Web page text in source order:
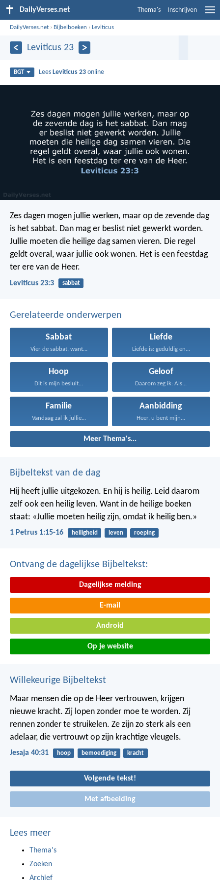
DailyVerses.net Thema's Inschrijven
DailyVerses.net › Bijbelboeken ›Leviticus
Leviticus 23
BGT Lees Leviticus 23 online
Zes dagen mogen jullie werken, maar op de zevende dag
is het sabbat. Dan mag er beslist niet gewerkt worden.
Jullie moeten die heilige dag samen vieren. Die regel
geldt overal, waar jullie ook wonen. Het is een feestdag
ter ere van de Heer.
Leviticus 23:3 sabbat
Gerelateerde onderwerpen
Sabbat
Vier de sabbat, want...
Liefde
Liefde is: geduldig en...
Hoop
Dit is mijn besluit...
Geloof
Daarom zeg ik: Als...
Familie
Vandaag zal ik jullie...
Aanbidding
Heer, u bent mijn...
Meer Thema's...
Bijbeltekst van de dag
Hij heeft jullie uitgekozen. En hij is heilig. Leid daarom
zelf ook een heilig leven. Want in de heilige boeken
staat: «Jullie moeten heilig zijn, omdat ik heilig ben.»
1 Petrus 1:15-16 heiligheid leven roeping
Ontvang de dagelijkse Bijbeltekst:
Dagelijkse melding
E-mail
Android
Op je website
Willekeurige Bijbeltekst
Maar mensen die op de Heer vertrouwen, krijgen
nieuwe kracht. Zij lopen zonder moe te worden. Zij
rennen zonder te struikelen. Ze zijn zo sterk als een
adelaar, die vertrouwt op zijn krachtige vleugels.
Jesaja 40:31 hoop bemoediging kracht
Volgende tekst!
Met afbeelding
Lees meer
Thema's
Zoeken
Archief